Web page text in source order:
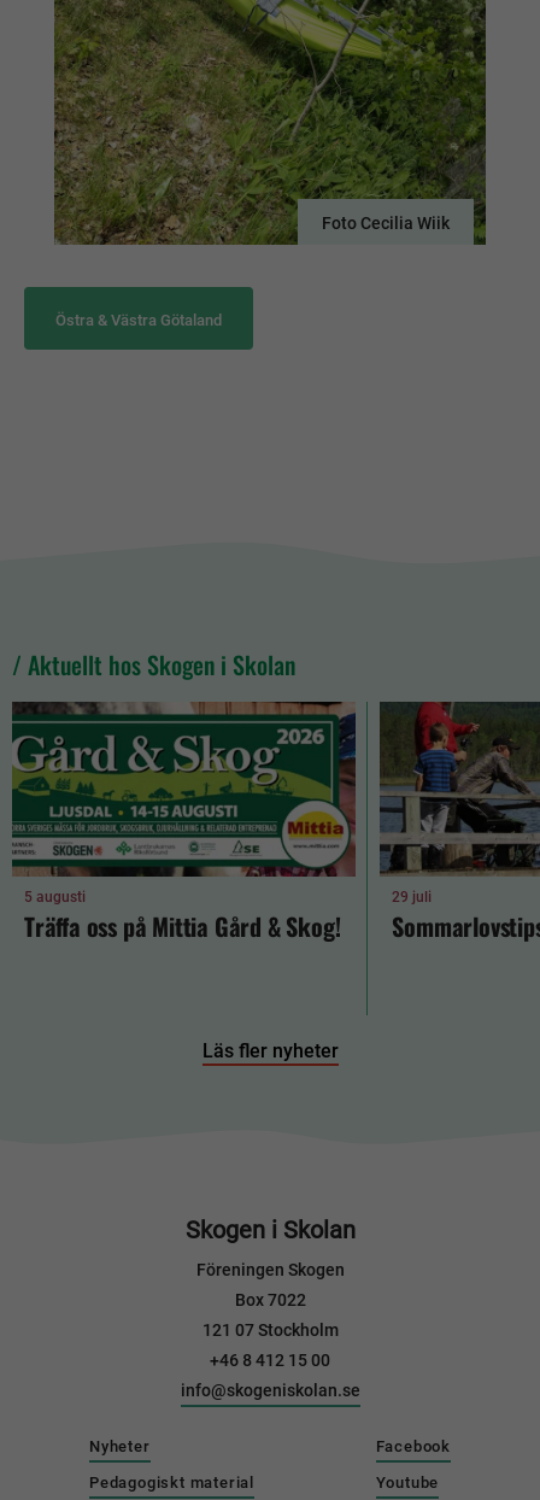
Foto Cecilia Wiik
Östra & Västra Götaland
/ Aktuellt hos Skogen i Skolan
5 augusti
Träffa oss på Mittia Gård & Skog!
29 juli
Läs fler nyheter
Skogen i Skolan
Föreningen Skogen
Box 7022
121 07 Stockholm
+46 8 412 15 00
info@skogeniskolan.se
Nyheter
Pedagogiskt material
Facebook
Youtube